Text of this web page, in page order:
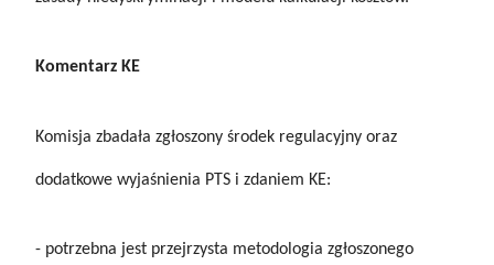
Komentarz KE
Komisja zbadała zgłoszony środek regulacyjny oraz
dodatkowe wyjaśnienia PTS i zdaniem KE:
- potrzebna jest przejrzysta metodologia zgłoszonego